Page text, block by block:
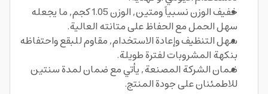
خفيف الوزن نسبياً ومتين, الوزن 1.05 كجم, ما يجعله
سهل الحمل مع الحفاظ على متانته العالية.
سهل التنظيف وإعادة الاستخدام, مقاوم للبقع واحتفاظه
بنكهة المشروبات لفترة طويلة.
ضمان الشركة المصنعة, يأتي مع ضمان لمدة سنتين
للاطمئنان على جودة المنتج.